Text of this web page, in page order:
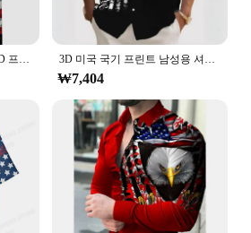
Care Attire**
to a barbecue, a sports
this shirt is designed to
and feeling comfortable. Its
relaxed silhouette that's
lifestyle. The easy-care
enjoy your shirt without the
ironing or dry cleaning, making it
for busy individuals. Its
you stay cool during the
the vibrant colors and bold
piece in any collection.
하와이 남성용 반팔 셔츠, 3D 프린트, 미국 국기, 여름 캐주얼 의류, 남아용 스트리트 패션 셔츠 3D 미국 국기 프린트 남성용 셔츠, 캐주얼 반팔 셔츠, 루즈 오버사이즈 남성 의류, 레트로 하와이 셔츠, 여름
₩7,404